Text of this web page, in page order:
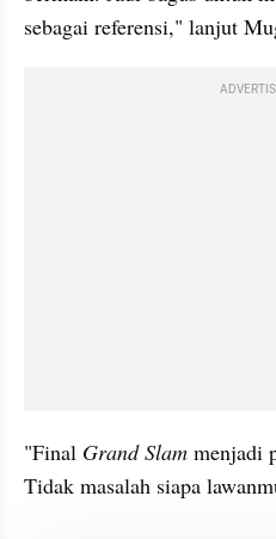
sebagai referensi," lanjut
"Final Grand Slam menjadi
Tidak masalah siapa